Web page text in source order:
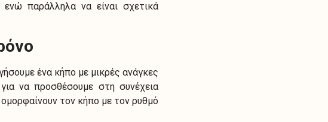
παράλληλα να είναι σχετικά
ένα κήπο με μικρές ανάγκες
να προσθέσουμε στη συνέχεια
τον κήπο με τον ρυθμό